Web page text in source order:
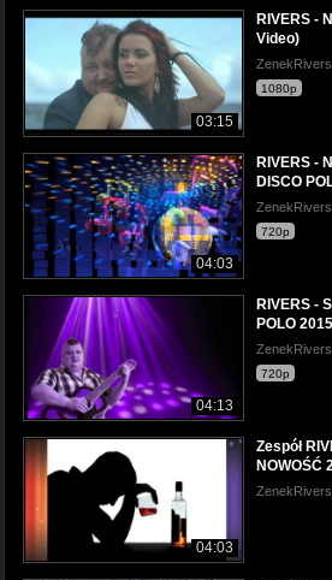
03:15
RIVERS -
Video)
ZenekRivers
1080p
04:03
RIVERS -
DISCO
ZenekRivers
720p
04:13
RIVERS -
POLO 2015
ZenekRivers
720p
04:03
Zespół
NOWOŚĆ
ZenekRivers